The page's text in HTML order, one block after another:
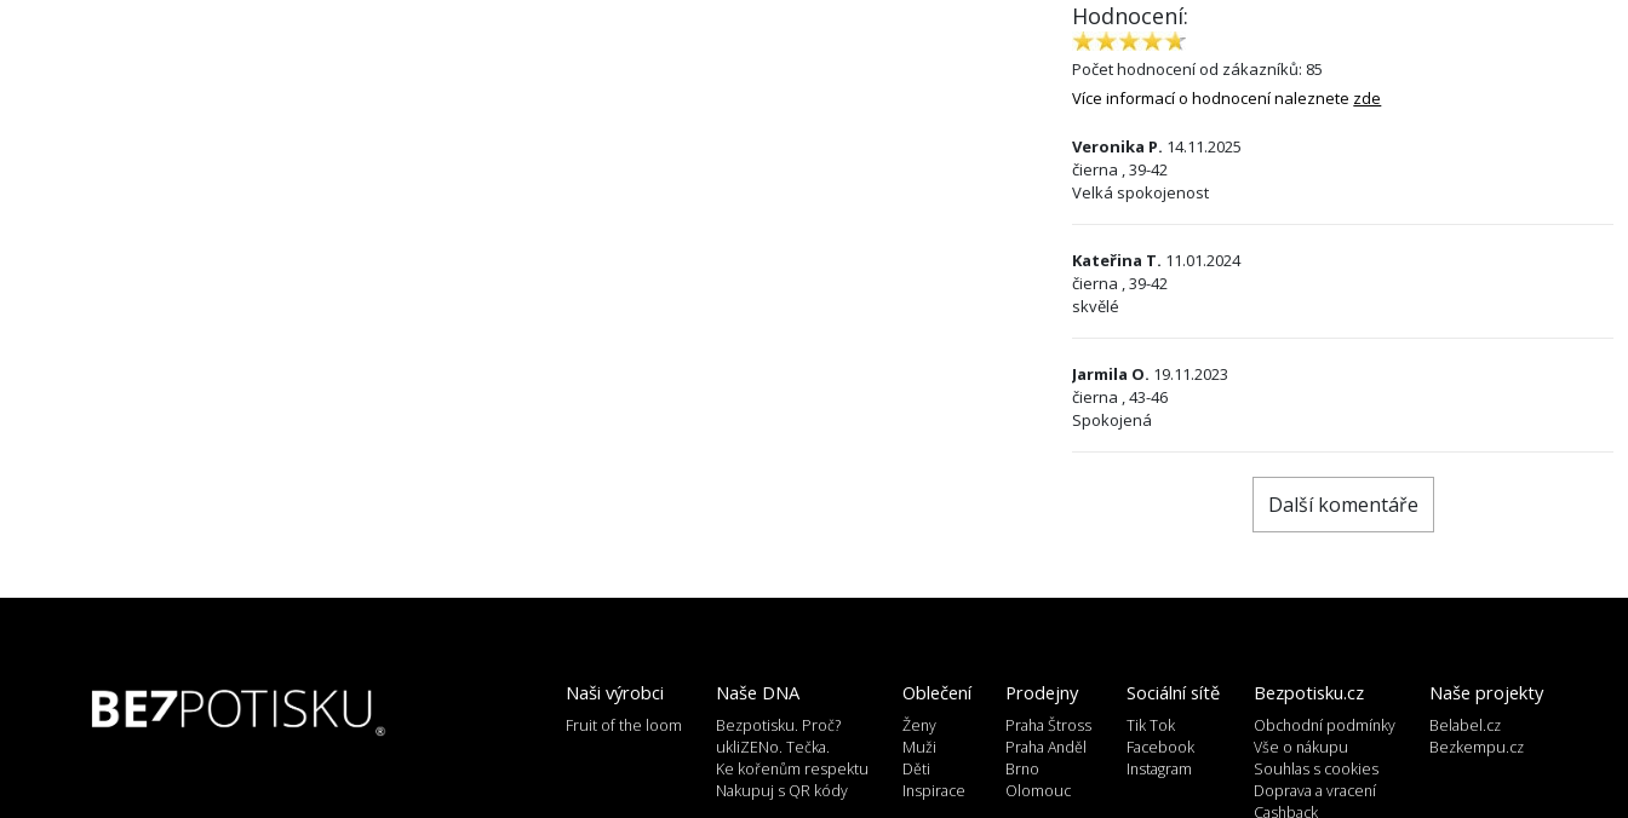
Hodnocení:
Počet hodnocení od zákazníků: 85
Více informací o hodnocení naleznete zde
Veronika P. 14.11.2025
čierna , 39-42
Velká spokojenost
Kateřina T. 11.01.2024
čierna , 39-42
skvělé
Jarmila O. 19.11.2023
čierna , 43-46
Spokojená
Další komentáře
Naše projekty
Belabel.cz
Bezkempu.cz
Bezpotisku.cz
Obchodní podmínky
Vše o nákupu
Souhlas s cookies
Doprava a vracení
Cashback
Sociální sítě
Tik Tok
Facebook
Instagram
Prodejny
Praha Štross
Praha Anděl
Brno
Olomouc
Oblečení
Ženy
Muži
Děti
Inspirace
Naše DNA
Bezpotisku. Proč?
ukliZENo. Tečka.
Ke kořenům respektu
Nakupuj s QR kódy
Naši výrobci
Fruit of the loom